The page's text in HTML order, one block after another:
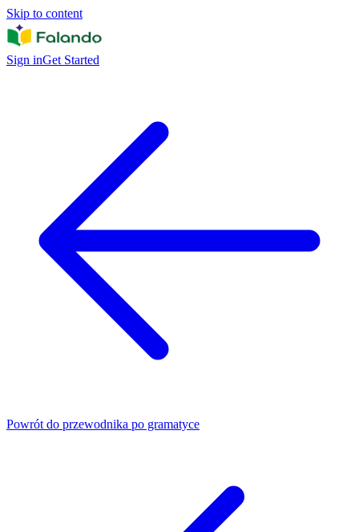
Skip to content
Sign inGet Started
Powrót do przewodnika po gramatyce